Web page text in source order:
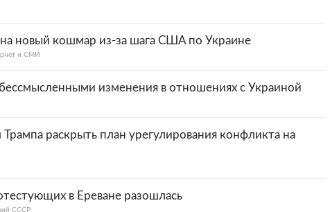
на новый кошмар из-за шага США по Украине
и СМИ
изменения в отношениях с Украиной
раскрыть план урегулирования конфликта на
в Ереване разошлась
СССР